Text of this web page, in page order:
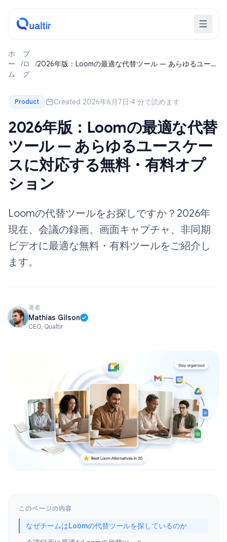
ホ
ー
ム
/
ブ
ロ
グ
/2026年版：Loomの最適な代替ツール — あらゆるユース
Product Created 2026年6月7日·4 分で読めます
2026年版：Loomの最適な代替
ツール — あらゆるユースケー
スに対応する無料・有料オプ
ション
Loomの代替ツールをお探しですか？2026年
現在、会議の録画、画面キャプチャ、非同期
ビデオに最適な無料・有料ツールをご紹介し
ます。
著者
Mathias Gilson
CEO, Qualtir
このページの内容
なぜチームはLoomの代替ツールを探しているのか